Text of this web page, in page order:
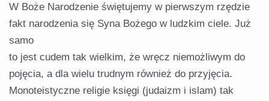
W Boże Narodzenie świętujemy w pierwszym rzędzie
fakt narodzenia się Syna Bożego w ludzkim ciele. Już
samo
to jest cudem tak wielkim, że wręcz niemożliwym do
pojęcia, a dla wielu trudnym również do przyjęcia.
Monoteistyczne religie księgi (judaizm i islam) tak